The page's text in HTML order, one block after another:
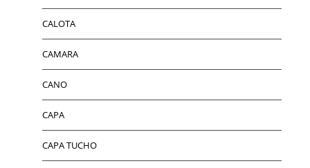
CALOTA
CAMARA
CANO
CAPA
CAPA TUCHO